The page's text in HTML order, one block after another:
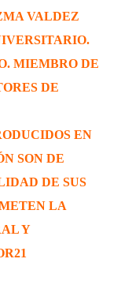
VALDEZ
MIEMBRO DE
DE
EN
SON DE
DE SUS
LA
Y